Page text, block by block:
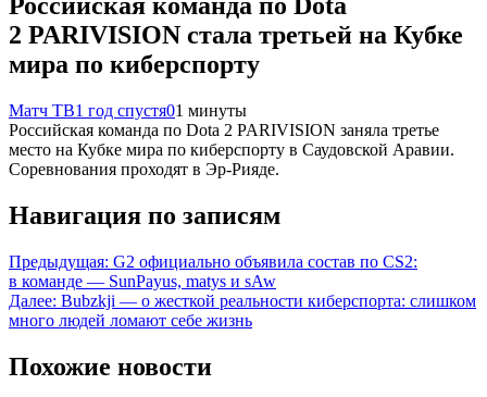
2 PARIVISION стала третьей на Кубке
мира по киберспорту
Матч ТВ1 год спустя01 минуты
Российская команда по Dota 2 PARIVISION заняла третье
место на Кубке мира по киберспорту в Саудовской Аравии.
Соревнования проходят в Эр‑Рияде.
Навигация по записям
Предыдущая: G2 официально объявила состав по CS2:
в команде — SunPayus, matys и sAw
Далее: Bubzkji — о жесткой реальности киберспорта: слишком
много людей ломают себе жизнь
Похожие новости